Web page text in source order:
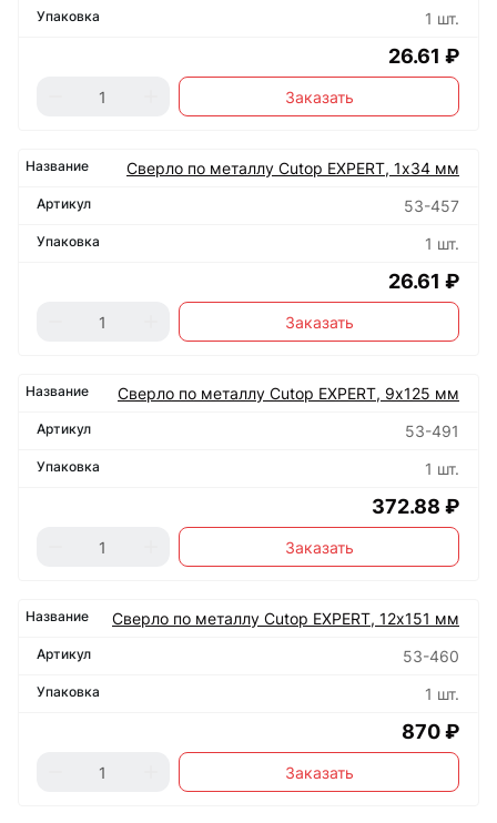
1 шт.
26.61 ₽
Заказать
Сверло по металлу Cutop EXPERT, 1х34 мм
53-457
1 шт.
26.61 ₽
Заказать
Сверло по металлу Cutop EXPERT, 9х125 мм
53-491
1 шт.
372.88 ₽
Заказать
Сверло по металлу Cutop EXPERT, 12х151 мм
53-460
1 шт.
870 ₽
Заказать